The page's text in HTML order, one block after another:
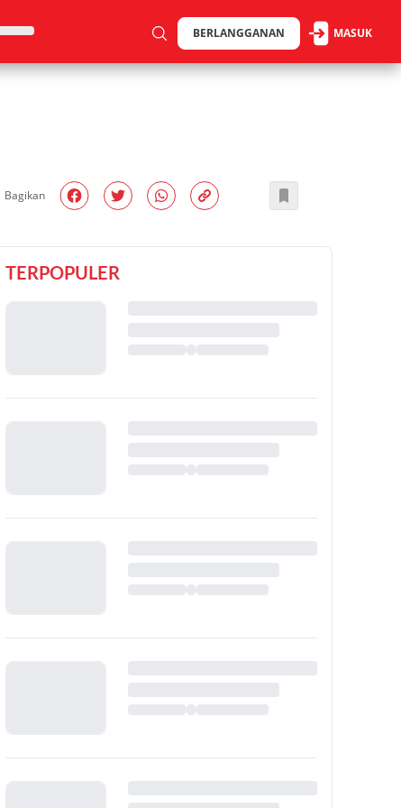
BERLANGGANAN MASUK
Bagikan
TERPOPULER